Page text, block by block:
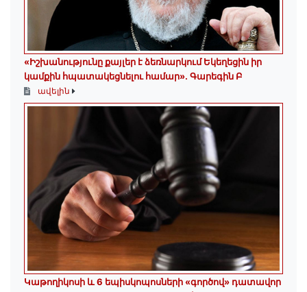
«Իշխանությունը քայլեր է ձեռնարկում Եկեղեցին իր
կամքին հպատակեցնելու համար»․ Գարեգին Բ
ավելին
️Կաթողիկոսի և 6 եպիսկոպոսների «գործով» դատավոր